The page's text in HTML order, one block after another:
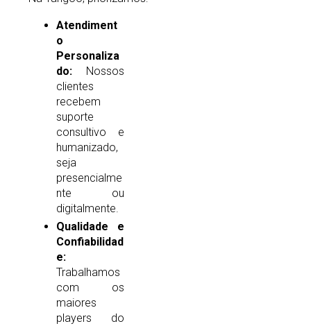
Atendiment
o
Personaliza
do: Nossos
clientes
recebem
suporte
consultivo e
humanizado,
seja
presencialme
nte ou
digitalmente.
Qualidade e
Confiabilidad
e:
Trabalhamos
com os
maiores
players do